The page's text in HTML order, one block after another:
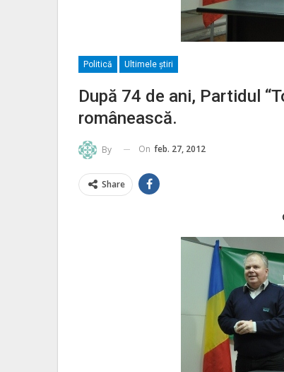
Politică Ultimele ştiri
După 74 de ani, Partidul
românească.
By On feb. 27, 2012
Share